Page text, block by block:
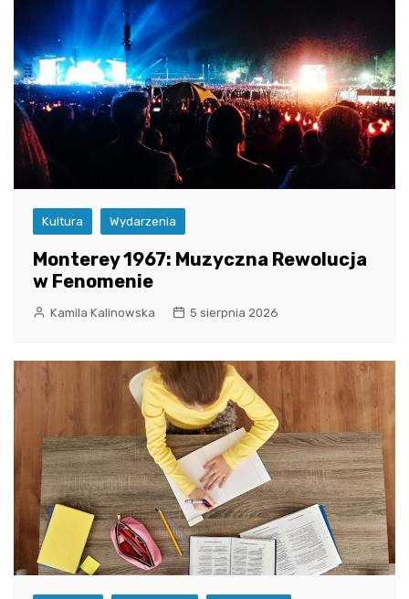
Kultura Wydarzenia
Monterey 1967: Muzyczna Rewolucja
w Fenomenie
Kamila Kalinowska 5 sierpnia 2026